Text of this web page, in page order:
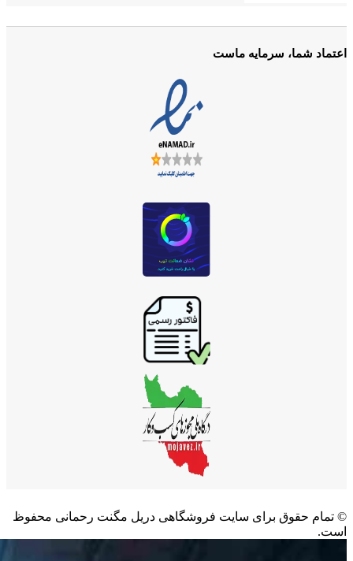
اعتماد شما، سرمایه ماست
©️ تمام حقوق برای سایت فروشگاهی دریل مگنت رحمانی محفوظ
است.